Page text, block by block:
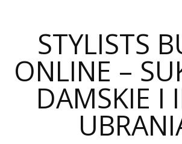
STYLISTS
ONLINE –
DAMSKIE I